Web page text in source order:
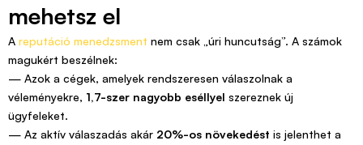
mehetsz el
A reputáció menedzsment nem csak „úri huncutság”. A számok
magukért beszélnek:
— Azok a cégek, amelyek rendszeresen válaszolnak a
véleményekre, 1,7-szer nagyobb eséllyel szereznek új
ügyfeleket.
— Az aktív válaszadás akár 20%-os növekedést is jelenthet a